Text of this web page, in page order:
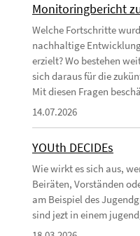
Monitoringbericht
Welche Fortschritte
nachhaltige
erzielt? Wo bestehen
sich daraus für die
Mit diesen Fragen
14.07.2026
YOUth DECIDEs
Wie wirkt es sich aus,
Beiräten, Vorständen
am Beispiel des
sind jezt in einem